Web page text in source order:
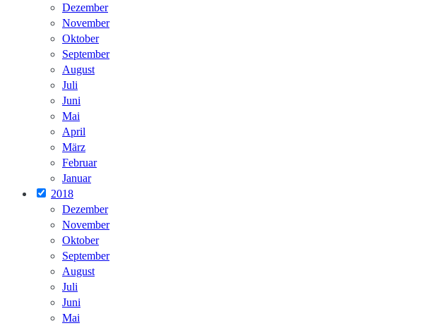
Dezember
November
Oktober
September
August
Juli
Juni
Mai
April
März
Februar
Januar
2018
Dezember
November
Oktober
September
August
Juli
Juni
Mai